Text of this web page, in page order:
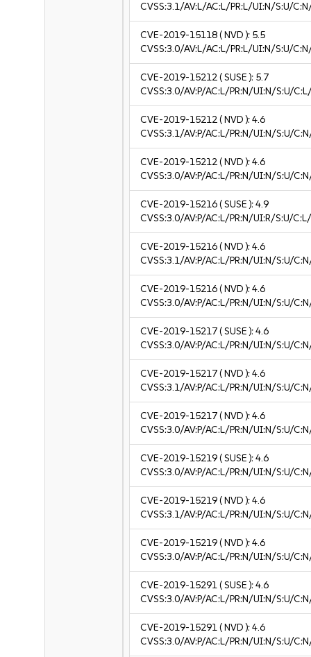
CVSS:3.1/AV:L/AC:L/PR:L/UI:N/S:U/
CVE-2019-15118( NVD ): 5.5
CVSS:3.0/AV:L/AC:L/PR:L/UI:N/S:U/
CVE-2019-15212( SUSE ): 5.7
CVSS:3.0/AV:P/AC:L/PR:N/UI:N/S:U/
CVE-2019-15212( NVD ):4.6
CVSS:3.1/AV:P/AC:L/PR:N/UI:N/S:U/
CVE-2019-15212( NVD ):4.6
CVSS:3.0/AV:P/AC:L/PR:N/UI:N/S:U/
CVE-2019-15216( SUSE ):4.9
CVSS:3.0/AV:P/AC:L/PR:N/UI:R/S:U/
CVE-2019-15216( NVD ):4.6
CVSS:3.1/AV:P/AC:L/PR:N/UI:N/S:U/
CVE-2019-15216( NVD ):4.6
CVSS:3.0/AV:P/AC:L/PR:N/UI:N/S:U/
CVE-2019-15217( SUSE ):4.6
CVSS:3.0/AV:P/AC:L/PR:N/UI:N/S:U/
CVE-2019-15217( NVD ):4.6
CVSS:3.1/AV:P/AC:L/PR:N/UI:N/S:U/
CVE-2019-15217( NVD ):4.6
CVSS:3.0/AV:P/AC:L/PR:N/UI:N/S:U/
CVE-2019-15219( SUSE ):4.6
CVSS:3.0/AV:P/AC:L/PR:N/UI:N/S:U/
CVE-2019-15219( NVD ):4.6
CVSS:3.1/AV:P/AC:L/PR:N/UI:N/S:U/
CVE-2019-15219( NVD ):4.6
CVSS:3.0/AV:P/AC:L/PR:N/UI:N/S:U/
CVE-2019-15291( SUSE ):4.6
CVSS:3.0/AV:P/AC:L/PR:N/UI:N/S:U/
CVE-2019-15291( NVD ):4.6
CVSS:3.0/AV:P/AC:L/PR:N/UI:N/S:U/